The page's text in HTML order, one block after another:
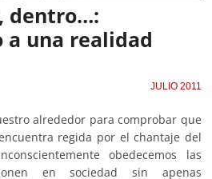
dentro…:
a una realidad
JULIO 2011
alrededor para comprobar que
regida por el chantaje del
obedecemos las
en sociedad sin apenas